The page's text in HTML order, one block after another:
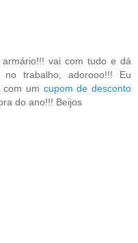
vai com tudo e dá
trabalho, adorooo!!! Eu
com um cupom de desconto
do ano!!! Beijos